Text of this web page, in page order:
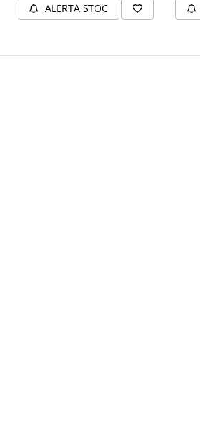
ALERTA STOC